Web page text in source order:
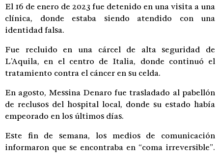
El 16 de enero de 2023 fue detenido en una visita a una
clínica, donde estaba siendo atendido con una
identidad falsa.
Fue recluido en una cárcel de alta seguridad de
L’Aquila, en el centro de Italia, donde continuó el
tratamiento contra el cáncer en su celda.
En agosto, Messina Denaro fue trasladado al pabellón
de reclusos del hospital local, donde su estado había
empeorado en los últimos días.
Este fin de semana, los medios de comunicación
informaron que se encontraba en “coma irreversible”.